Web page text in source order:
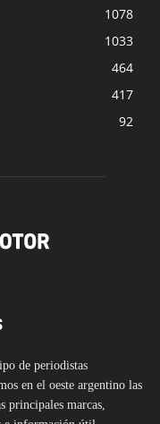
1078
1033
464
417
92
de periodistas
en el oeste argentino las
principales marcas,